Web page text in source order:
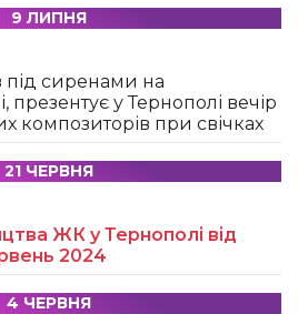
9 ЛИПНЯ
під сиренами на
презентує у Тернополі вечір
композиторів при свічках
21 ЧЕРВНЯ
ЖК у Тернополі від
2024
4 ЧЕРВНЯ